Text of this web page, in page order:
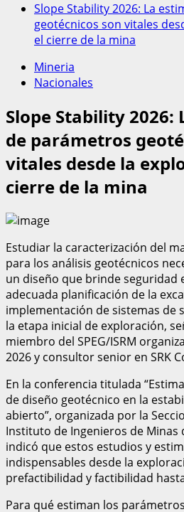
Slope Stability 2026: La
geotécnicos son vitales
el cierre de la mina
Mineria
Nacionales
Slope Stability 2026:
de parámetros
vitales desde la
cierre de la mina
Estudiar la caracterización del
para los análisis geotécnicos
un diseño que brinde seguridad
adecuada planificación de la
implementación de sistemas de
la etapa inicial de exploración,
miembro del SPEG/ISRM
2026 y consultor senior en SRK
En la conferencia titulada
de diseño geotécnico en la
abierto”, organizada por la
Instituto de Ingenieros de Minas
indicó que estos estudios y
indispensables desde la
prefactibilidad y factibilidad
Para qué estiman los parámetros